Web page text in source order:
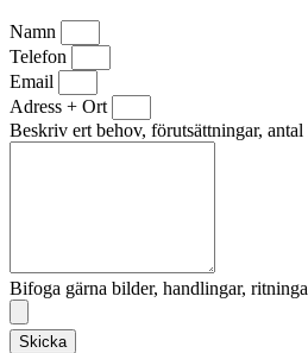
Namn
Telefon
Email
Adress + Ort
Beskriv ert behov, förutsättningar,
Bifoga gärna bilder, handlingar,
Skicka